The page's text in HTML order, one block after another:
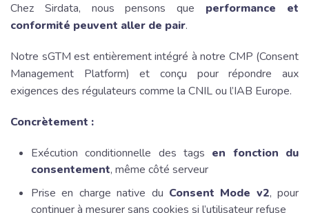
Chez Sirdata, nous pensons que performance et
conformité peuvent aller de pair.
Notre sGTM est entièrement intégré à notre CMP (Consent
Management Platform) et conçu pour répondre aux
exigences des régulateurs comme la CNIL ou l’IAB Europe.
Concrètement :
Exécution conditionnelle des tags en fonction du
consentement, même côté serveur
Prise en charge native du Consent Mode v2, pour
continuer à mesurer sans cookies si l’utilisateur refuse